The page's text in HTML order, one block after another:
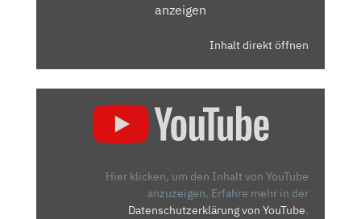
anzeigen
Inhalt direkt öffnen
Hier klicken, um den Inhalt von YouTube
anzuzeigen. Erfahre mehr in der
Datenschutzerklärung von YouTube.